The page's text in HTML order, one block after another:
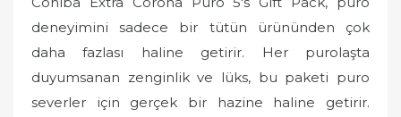
deneyimini sadece bir tütün ürününden çok
daha fazlası haline getirir. Her purolaşta
duyumsanan zenginlik ve lüks, bu paketi puro
severler için gerçek bir hazine haline getirir.